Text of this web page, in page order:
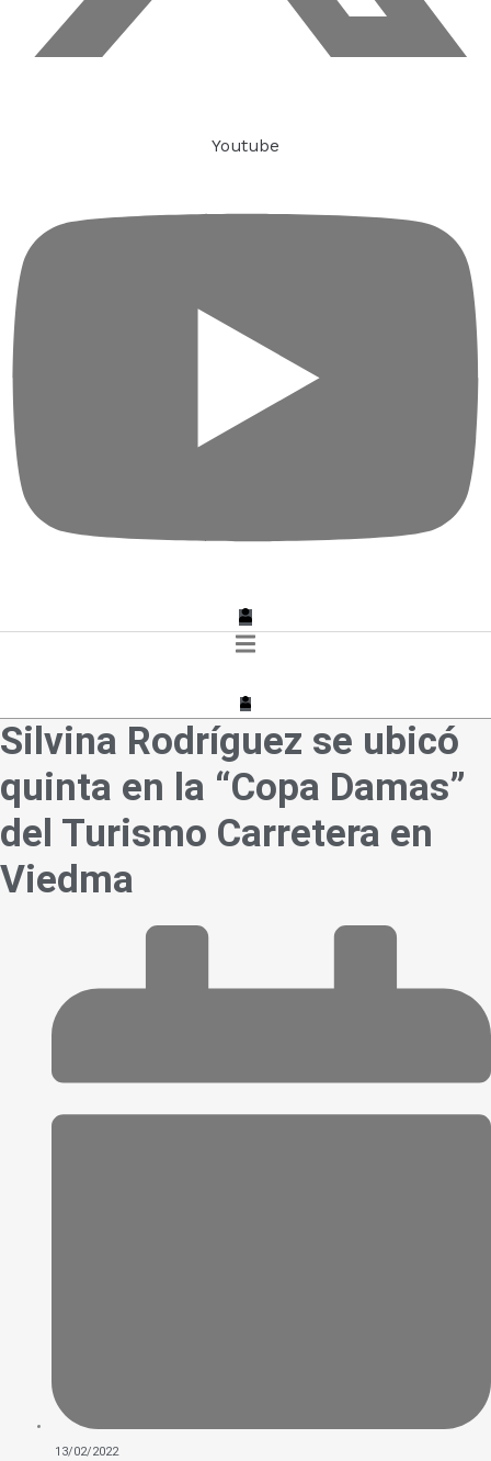
Youtube
Silvina Rodríguez se ubicó
quinta en la “Copa Damas”
del Turismo Carretera en
Viedma
13/02/2022